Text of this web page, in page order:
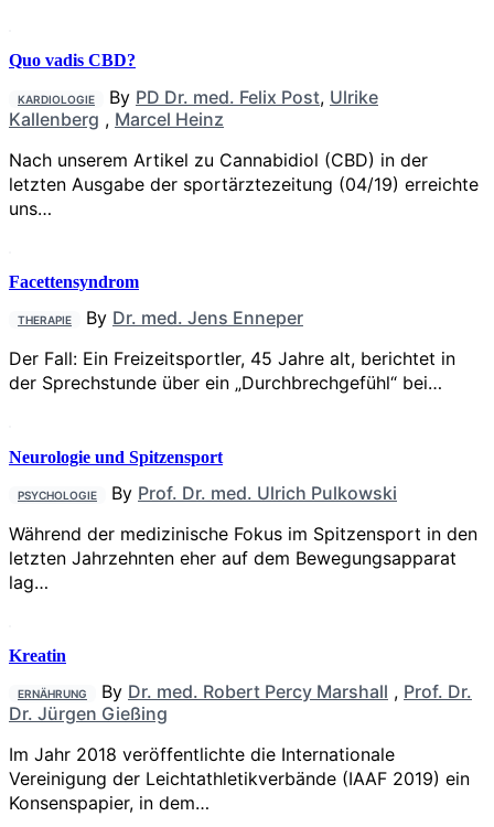
Quo vadis CBD?
KARDIOLOGIE By PD Dr. med. Felix Post, Ulrike
Kallenberg , Marcel Heinz
Nach unserem Artikel zu Cannabidiol (CBD) in der
letzten Ausgabe der sportärztezeitung (04/19) erreichte
uns…
Facettensyndrom
THERAPIE By Dr. med. Jens Enneper
Der Fall: Ein Freizeitsportler, 45 Jahre alt, berichtet in
der Sprechstunde über ein „Durchbrechgefühl“ bei…
Neurologie und Spitzensport
PSYCHOLOGIE By Prof. Dr. med. Ulrich Pulkowski
Während der medizinische Fokus im Spitzensport in den
letzten Jahrzehnten eher auf dem Bewegungsapparat
lag…
Kreatin
ERNÄHRUNG By Dr. med. Robert Percy Marshall , Prof. Dr.
Dr. Jürgen Gießing
Im Jahr 2018 veröffentlichte die Interna­tionale
Vereinigung der Leichtathletik­verbände (IAAF 2019) ein
Konsenspapier, in dem…